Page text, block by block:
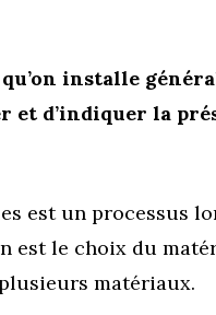
installe
et d’indiquer la
est un processus
est le choix du
matériaux.